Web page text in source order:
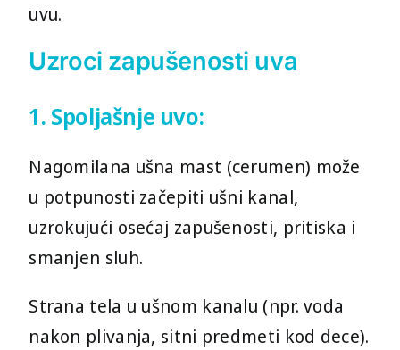
uvu.
Uzroci zapušenosti uva
1. Spoljašnje uvo:
Nagomilana ušna mast (cerumen) može
u potpunosti začepiti ušni kanal,
uzrokujući osećaj zapušenosti, pritiska i
smanjen sluh.
Strana tela u ušnom kanalu (npr. voda
nakon plivanja, sitni predmeti kod dece).